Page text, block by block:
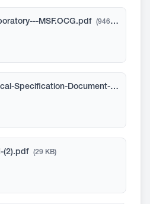
MSF.OCG.pdf (946 KB)
Electrical-Technical-Specification-Document-(2).pdf
(2).pdf (29 KB)